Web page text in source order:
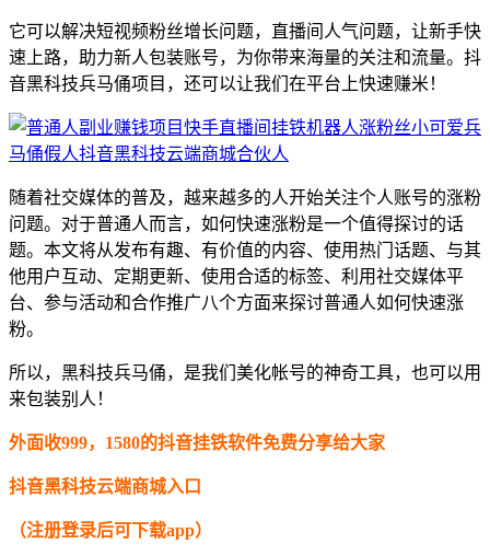
它可以解决短视频粉丝增长问题，直播间人气问题，让新手快
速上路，助力新人包装账号，为你带来海量的关注和流量。抖
音黑科技兵马俑项目，还可以让我们在平台上快速赚米！
随着社交媒体的普及，越来越多的人开始关注个人账号的涨粉
问题。对于普通人而言，如何快速涨粉是一个值得探讨的话
题。本文将从发布有趣、有价值的内容、使用热门话题、与其
他用户互动、定期更新、使用合适的标签、利用社交媒体平
台、参与活动和合作推广八个方面来探讨普通人如何快速涨
粉。
所以，黑科技兵马俑，是我们美化帐号的神奇工具，也可以用
来包装别人！
外面收999，1580的抖音挂铁软件免费分享给大家
抖音黑科技云端商城入口
（注册登录后可下载app）